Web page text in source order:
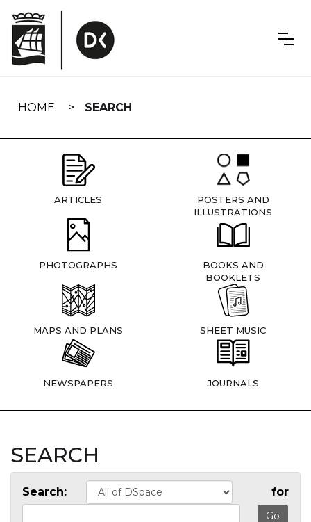
navigation
HOME SEARCH
ARTICLES
POSTERS AND
ILLUSTRATIONS
PHOTOGRAPHS
BOOKS AND
BOOKLETS
MAPS AND PLANS SHEET MUSIC
NEWSPAPERS JOURNALS
SEARCH
Search: for